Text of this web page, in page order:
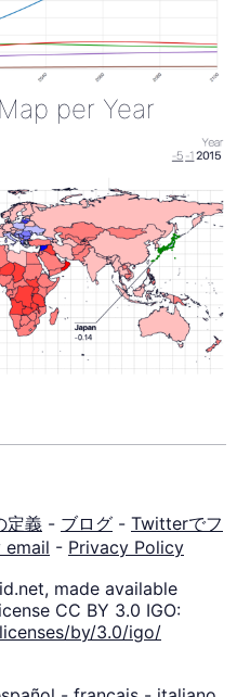
per Year
定義 - ブログ - Twitterでフ
email - Privacy Policy
made available
CC BY 3.0 IGO:
by/3.0/igo/